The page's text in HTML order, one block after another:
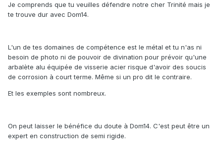
Je comprends que tu veuilles défendre notre cher Trinité mais je
te trouve dur avec Dom14.
L'un de tes domaines de compétence est le métal et tu n'as ni
besoin de photo ni de pouvoir de divination pour prévoir qu'une
arbalète alu équipée de visserie acier risque d'avoir des soucis
de corrosion à court terme. Même si un pro dit le contraire.
Et les exemples sont nombreux.
On peut laisser le bénéfice du doute à Dom14. C'est peut être un
expert en construction de semi rigide.